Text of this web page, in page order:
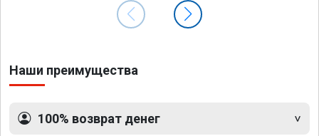
Наши преимущества
100% возврат денег